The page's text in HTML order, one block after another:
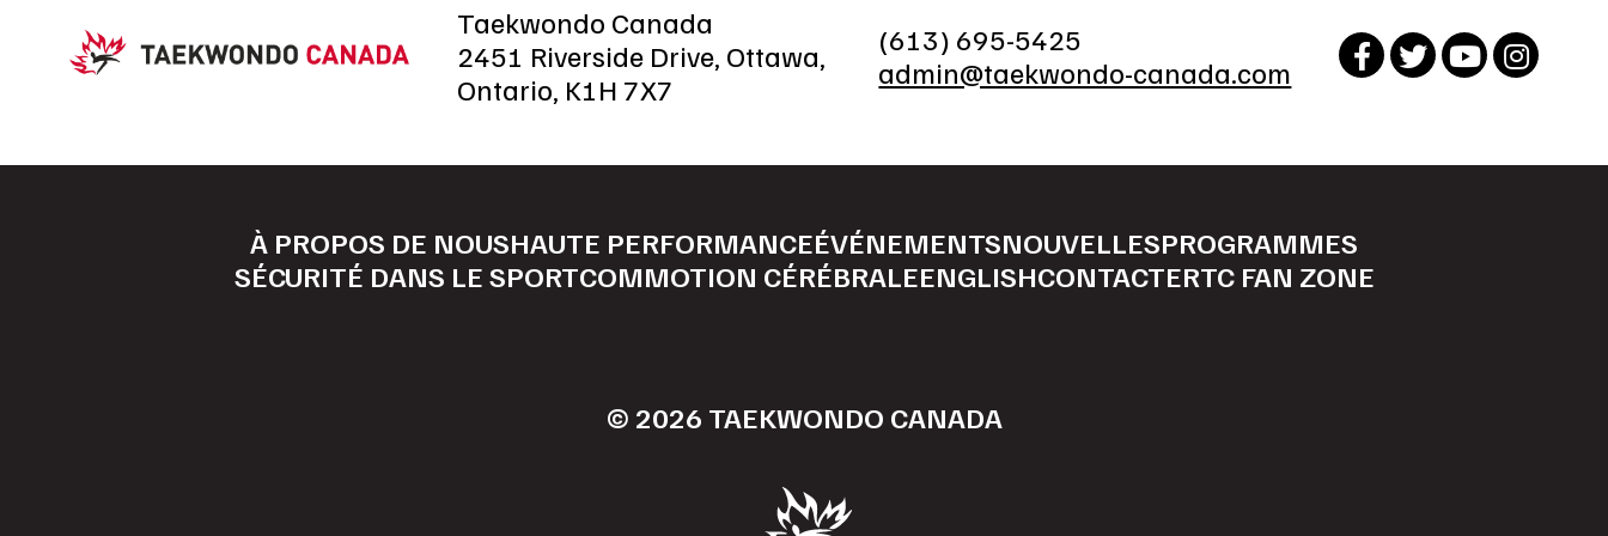
Taekwondo Canada
2451 Riverside Drive, Ottawa,
Ontario, K1H 7X7
(613) 695-5425
admin@taekwondo-canada.com
À PROPOS DE NOUSHAUTE PERFORMANCEÉVÉNEMENTSNOUVELLESPROGRAMMES
SÉCURITÉ DANS LE SPORTCOMMOTION CÉRÉBRALEENGLISHCONTACTERTC FAN ZONE
© 2026 TAEKWONDO CANADA